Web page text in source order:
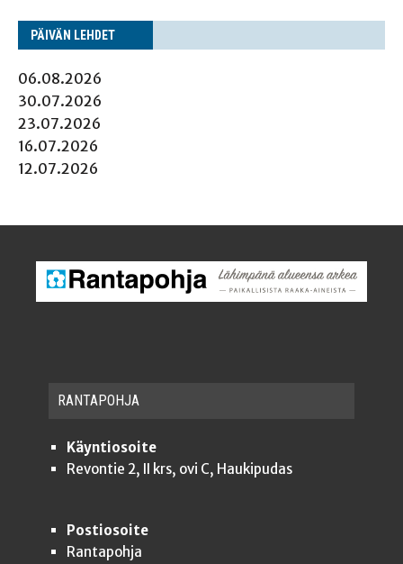
PÄI­VÄN LEHDET
06.08.2026
30.07.2026
23.07.2026
16.07.2026
12.07.2026
RAN­TA­POH­JA
Käyntiosoite
Revontie 2, II krs, ovi C, Haukipudas
Postiosoite
Rantapohja